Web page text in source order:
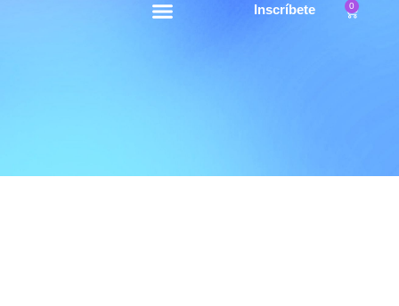
Inscríbete 0